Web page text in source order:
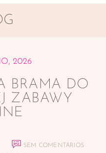
2026
BRAMA DO
ZABAWY
SEM COMENTÁRIOS